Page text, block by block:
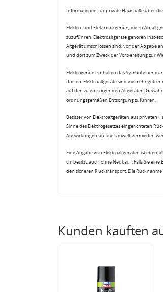
Informationen für private Haushalte über
Elektro- und Elektronikgeräte, die zu Abfall
zuzuführen. Elektroaltgeräte gehören
Altgerät umschlossen sind, vor der Abgabe
und dort zum Zweck der Vorbereitung zur
Elektrogeräte enthalten das Symbol einer
dürfen. Elektroaltgeräte sind vielmehr
auf den zu entsorgenden Altgeräten.
ordnungsgemäßen Entsorgung zuführen.
Besitzer von Elektroaltgeräten aus privaten
Sinne des Elektrogesetzes eingerichteten
Auswirkungen auf die Umwelt vermieden
Eine Abgabe von Elektroaltgeräten ist
cm besitzt, auch ohne Neukauf. Falls Sie
den sicheren Rücktransport. Die Rücknahme
Kunden kauften